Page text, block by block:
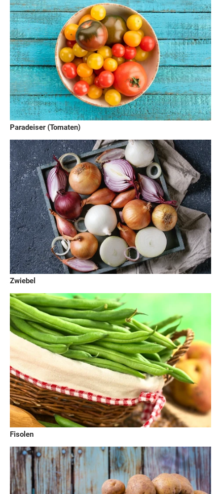
Paradeiser (Tomaten)
Zwiebel
Fisolen